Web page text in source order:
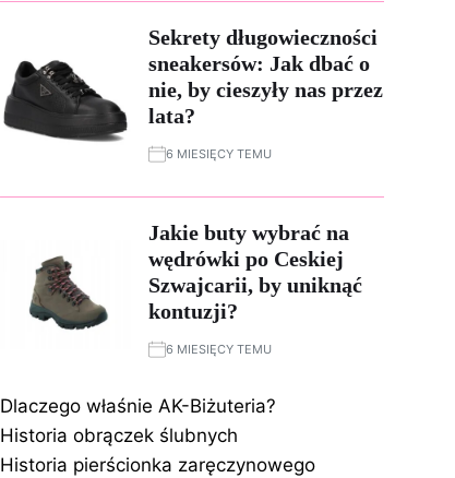
Sekrety długowieczności
sneakersów: Jak dbać o
nie, by cieszyły nas przez
lata?
6 MIESIĘCY TEMU
Jakie buty wybrać na
wędrówki po Ceskiej
Szwajcarii, by uniknąć
kontuzji?
6 MIESIĘCY TEMU
Dlaczego właśnie AK-Biżuteria?
Historia obrączek ślubnych
Historia pierścionka zaręczynowego